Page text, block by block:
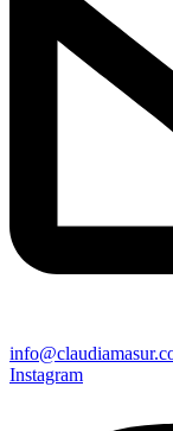
Instagram